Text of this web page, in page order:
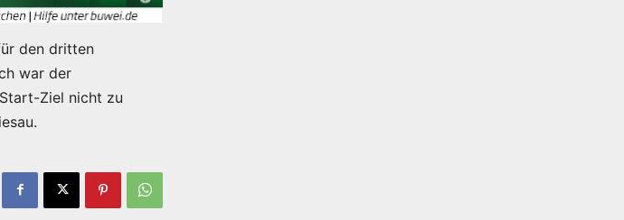
den dritten
war der
Ziel nicht zu